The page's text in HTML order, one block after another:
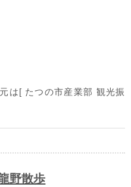
は[ たつの市産業部 観光振
野散歩